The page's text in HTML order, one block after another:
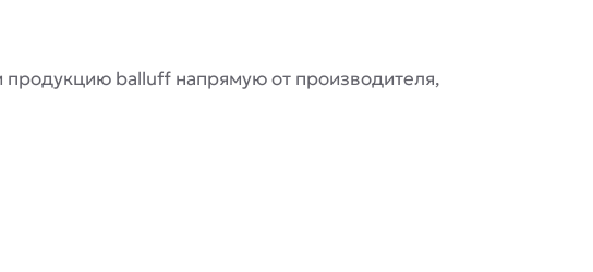
balluff напрямую от производителя,